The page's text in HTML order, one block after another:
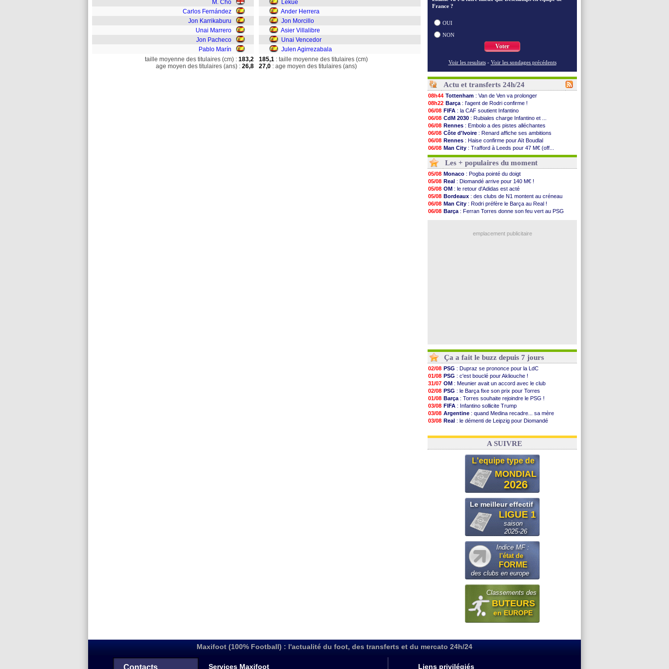
M. Cho
Carlos Fernández
Jon Karrikaburu
Unai Marrero
Jon Pacheco
Pablo Marín
Lekue
Ander Herrera
Jon Morcillo
Asier Villalibre
Unai Vencedor
Julen Agirrezabala
taille moyenne des titulaires (cm) : 183,2
age moyen des titulaires (ans) : 26,8
185,1 : taille moyenne des titulaires (cm)
27,0 : age moyen des titulaires (ans)
France ?
OUI
NON
Voter
Voir les resultats - Voir les sondages précédents
Actu et transferts 24h/24
08h44 Tottenham : Van de Ven va prolonger
08h22 Barça : l'agent de Rodri confirme !
06/08 FIFA : la CAF soutient Infantino
06/08 CdM 2030 : Rubiales charge Infantino et ...
06/08 Rennes : Embolo a des pistes alléchantes
06/08 Côte d'Ivoire : Renard affiche ses ambitions
06/08 Rennes : Haise confirme pour Aït Boudlal
06/08 Man City : Trafford à Leeds pour 47 M€ (off...
06/08 Man Utd: Zirkzee vers la Juventus ?
06/08
Amical : Monaco s'impose contre Getafe
06/08 Nantes: Der Zakarian et sa relation avec Kita
06/08 OM: le club prêt à libérer Kondogbia ?
06/08 Monaco: le message touchant d'Akliouche
06/08 FIFA : Tebas en remet une couche
06/08 FIFA: l'UEFA maintient la pression
06/08 PSG : Tebas encense Luis Enrique
06/08 Real: Vinicius jusqu'en 2032 (officiel)
: c'est confirmé pour Vinicius
Les + populaires du moment
05/08 Monaco : Pogba pointé du doigt
05/08 Real : Diomandé arrive pour 140 M€ !
05/08 OM : le retour d'Adidas est acté
05/08 Bordeaux : des clubs de N1 montent au créneau
06/08 Man City : Rodri préfère le Barça au Real !
06/08 Barça : Ferran Torres donne son feu vert au PSG
emplacement publicitaire
Ça a fait le buzz depuis 7 jours
02/08 PSG : Dupraz se prononce pour la LdC
01/08 PSG : c'est bouclé pour Akliouche !
31/07 OM : Meunier avait un accord avec le club
02/08 PSG : le Barça fixe son prix pour Torres
01/08 Barça : Torres souhaite rejoindre le PSG !
03/08 FIFA : Infantino sollicite Trump
03/08 Argentine : quand Medina recadre... sa mère
03/08 Real : le démenti de Leipzig pour Diomandé
31/07 FIFA: le conseiller d'Infantino démissionne !
A SUIVRE
L'equipe type de
MONDIAL
2026
Le meilleur effectif
LIGUE 1
saison
2025-26
Indice MF :
l'état de
FORME
des clubs en europe
Classements des
BUTEURS
en EUROPE
Maxifoot (100% Football) : l'actualité du foot, des transferts et du mercato 24h/24
Contacts Services Maxifoot Liens privilégiés